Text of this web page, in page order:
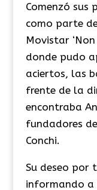
Comenzó sus
como parte
Movistar
donde pudo
aciertos, las
frente de la
encontraba
fundadores
Conchi.
Su deseo por
informando a